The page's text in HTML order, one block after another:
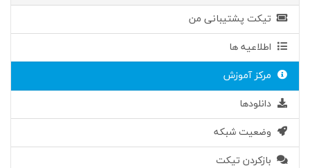
تیکت پشتیبانی من
اطلاعیه ها
مرکز آموزش
دانلودها
وضعیت شبکه
بازکردن تیکت